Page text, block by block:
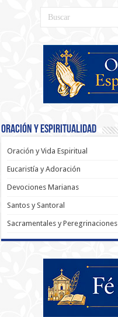
Oración y Espiritualidad
Oración y Vida Espiritual
Eucaristía y Adoración
Devociones Marianas
Santos y Santoral
Sacramentales y Peregrinaciones